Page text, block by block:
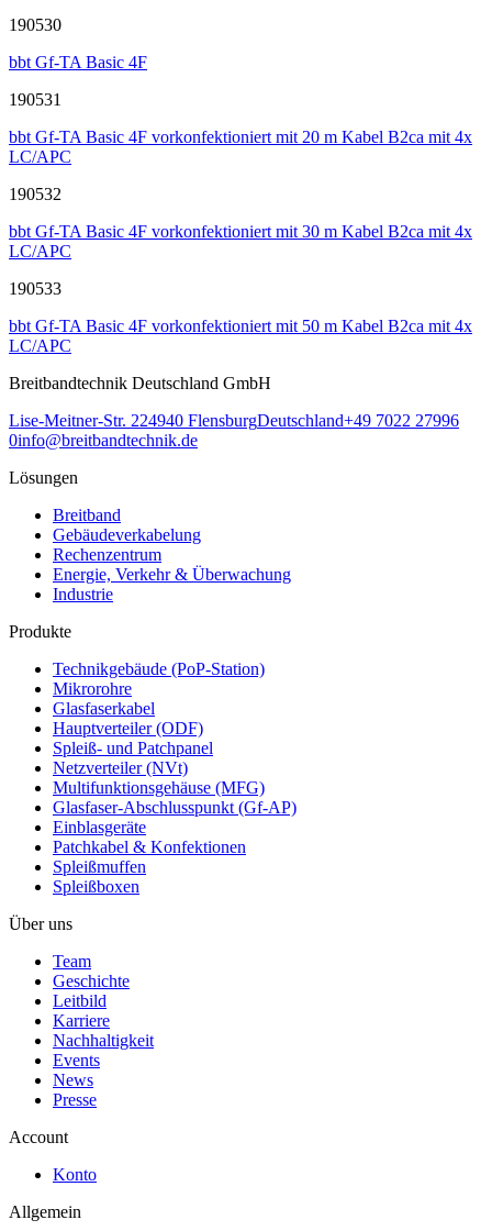
190530
bbt Gf-TA Basic 4F
190531
bbt Gf-TA Basic 4F vorkonfektioniert mit 20 m Kabel B2ca mit 4x
LC/APC
190532
bbt Gf-TA Basic 4F vorkonfektioniert mit 30 m Kabel B2ca mit 4x
LC/APC
190533
bbt Gf-TA Basic 4F vorkonfektioniert mit 50 m Kabel B2ca mit 4x
LC/APC
Breitbandtechnik Deutschland GmbH
Lise-Meitner-Str. 224940 FlensburgDeutschland+49 7022 27996
0info@breitbandtechnik.de
Lösungen
Breitband
Gebäudeverkabelung
Rechenzentrum
Energie, Verkehr & Überwachung
Industrie
Produkte
Technikgebäude (PoP-Station)
Mikrorohre
Glasfaserkabel
Hauptverteiler (ODF)
Spleiß- und Patchpanel
Netzverteiler (NVt)
Multifunktionsgehäuse (MFG)
Glasfaser-Abschlusspunkt (Gf-AP)
Einblasgeräte
Patchkabel & Konfektionen
Spleißmuffen
Spleißboxen
Über uns
Team
Geschichte
Leitbild
Karriere
Nachhaltigkeit
Events
News
Presse
Account
Konto
Allgemein